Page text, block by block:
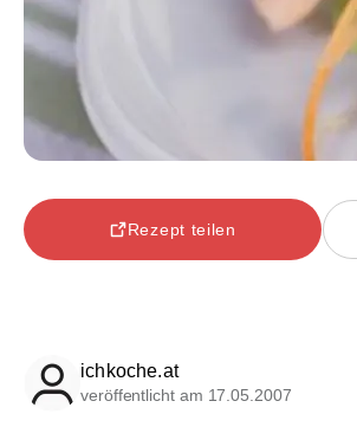
Rezept teilen
ichkoche.at
veröffentlicht am 17.05.2007